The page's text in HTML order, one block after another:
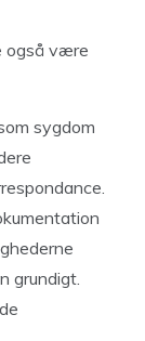
også være
sygdom
grundigt.